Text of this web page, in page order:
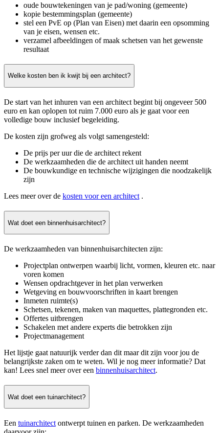
oude bouwtekeningen van je pad/woning (gemeente)
kopie bestemmingsplan (gemeente)
stel een PvE op (Plan van Eisen) met daarin een opsomming
van je eisen, wensen etc.
verzamel afbeeldingen of maak schetsen van het gewenste
resultaat
Welke kosten ben ik kwijt bij een architect?
De start van het inhuren van een architect begint bij ongeveer 500
euro en kan oplopen tot ruim 7.000 euro als je gaat voor een
volledige bouw inclusief begeleiding.
De kosten zijn grofweg als volgt samengesteld:
De prijs per uur die de architect rekent
De werkzaamheden die de architect uit handen neemt
De bouwkundige en technische wijzigingen die noodzakelijk
zijn
Lees meer over de kosten voor een architect .
Wat doet een binnenhuisarchitect?
De werkzaamheden van binnenhuisarchitecten zijn:
Projectplan ontwerpen waarbij licht, vormen, kleuren etc. naar
voren komen
Wensen opdrachtgever in het plan verwerken
Wetgeving en bouwvoorschriften in kaart brengen
Inmeten ruimte(s)
Schetsen, tekenen, maken van maquettes, plattegronden etc.
Offertes uitbrengen
Schakelen met andere experts die betrokken zijn
Projectmanagement
Het lijstje gaat natuurijk verder dan dit maar dit zijn voor jou de
belangrijkste zaken om te weten. Wil je nog meer informatie? Dat
kan! Lees snel meer over een binnenhuisarchitect.
Wat doet een tuinarchitect?
Een tuinarchitect ontwerpt tuinen en parken. De werkzaamheden